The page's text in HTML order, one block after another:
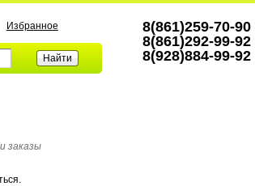
Избранное
8(861)259-70-90
8(861)292-99-92
8(928)884-99-92
заказы